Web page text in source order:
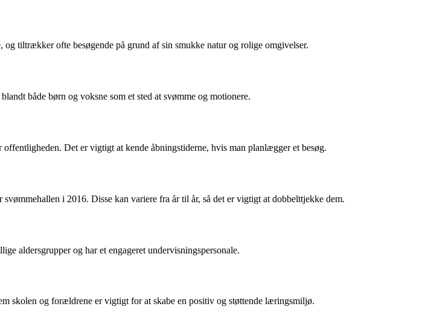
tiltrækker ofte besøgende på grund af sin smukke natur og rolige omgivelser.
både børn og voksne som et sted at svømme og motionere.
Det er vigtigt at kende åbningstiderne, hvis man planlægger et besøg.
i 2016. Disse kan variere fra år til år, så det er vigtigt at dobbelttjekke dem.
aldersgrupper og har et engageret undervisningspersonale.
skolen og forældrene er vigtigt for at skabe en positiv og støttende læringsmiljø.